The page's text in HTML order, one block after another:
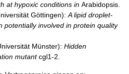
at hypoxic conditions in Arabidopsis.
Göttingen): A lipid droplet-
potentially involved in protein quality
Münster): Hidden
mutantcgl1-2.